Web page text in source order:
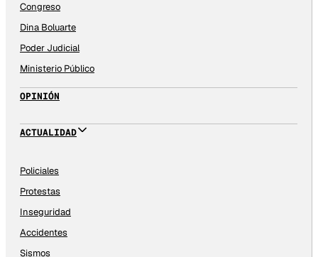
Congreso
Dina Boluarte
Poder Judicial
Ministerio Público
OPINIÓN
ACTUALIDAD
Policiales
Protestas
Inseguridad
Accidentes
Sismos